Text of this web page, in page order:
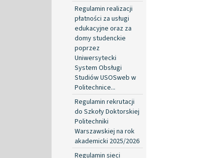
Regulamin realizacji
płatności za usługi
edukacyjne oraz za
domy studenckie
poprzez
Uniwersytecki
System Obsługi
Studiów USOSweb w
Politechnice...
Regulamin rekrutacji
do Szkoły Doktorskiej
Politechniki
Warszawskiej na rok
akademicki 2025/2026
Regulamin sieci